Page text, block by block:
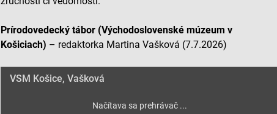
Prírodovedecký tábor (Východoslovenské múzeum v
Košiciach) – redaktorka Martina Vašková (7.7.2026)
VSM Košice, Vašková